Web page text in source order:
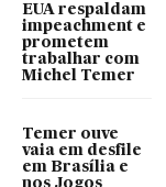
EUA respaldam
impeachment e
prometem
trabalhar com
Michel Temer
Temer ouve
vaia em desfile
em Brasília e